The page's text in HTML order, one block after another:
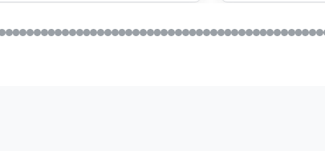
en liefde is gemaakt!